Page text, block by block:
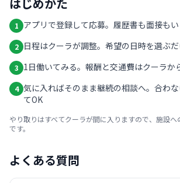
1 アプリで登録して応募。履歴書も面接も
2 日程はクーラが調整。希望の日時を選ぶ
3 1日働いてみる。報酬と交通費はクーラか
4 気に入ればそのまま継続の相談へ。合わ
てOK
やり取りはすべてクーラが間に入りますので、施設
です。
よくある質問